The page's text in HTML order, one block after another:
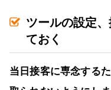
ツールの設定
ておく
当日接客に専念する